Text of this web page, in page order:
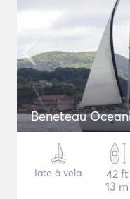
Beneteau
Iate à vela
42 ft
13 m